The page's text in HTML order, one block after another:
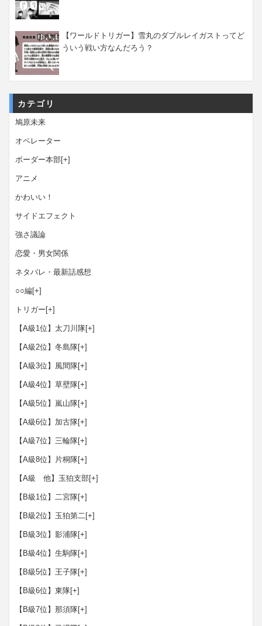
【ワールドトリガー】雪丸のダブルレイガストってど
ういう戦い方なんだろう？
カテゴリ
鳩原未来
オペレーター
ボーダー本部[+]
アニメ
かわいい！
サイドエフェクト
強さ議論
恋愛・男女関係
ネタバレ・最新話感想
○○編[+]
トリガー [+]
【A級1位】太刀川隊[+]
【A級2位】冬島隊[+]
【A級3位】風間隊[+]
【A級4位】草壁隊[+]
【A級5位】嵐山隊[+]
【A級6位】加古隊[+]
【A級7位】三輪隊[+]
【A級8位】片桐隊[+]
【A級 他】玉狛支部[+]
【B級1位】二宮隊[+]
【B級2位】玉狛第二 [+]
【B級3位】影浦隊[+]
【B級4位】生駒隊[+]
【B級5位】王子隊[+]
【B級6位】東隊[+]
【B級7位】那須隊[+]